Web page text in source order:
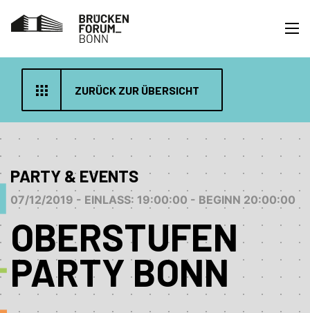
ZURÜCK ZUR ÜBERSICHT
PARTY & EVENTS
07/12/2019 - EINLASS: 19:00:00 - BEGINN 20:00:00
OBERSTUFEN
PARTY BONN